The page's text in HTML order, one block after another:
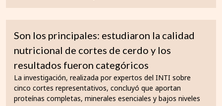
Son los principales: estudiaron la calidad
nutricional de cortes de cerdo y los
resultados fueron categóricos
La investigación, realizada por expertos del INTI sobre
cinco cortes representativos, concluyó que aportan
proteínas completas, minerales esenciales y bajos niveles